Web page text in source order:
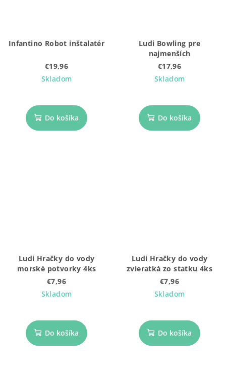
Infantino Robot inštalatér
€19,96
Skladom
Do košíka
Ludi Bowling pre
najmenších
€17,96
Skladom
Do košíka
Ludi Hračky do vody
morské potvorky 4ks
€7,96
Skladom
Do košíka
Ludi Hračky do vody
zvieratká zo statku 4ks
€7,96
Skladom
Do košíka